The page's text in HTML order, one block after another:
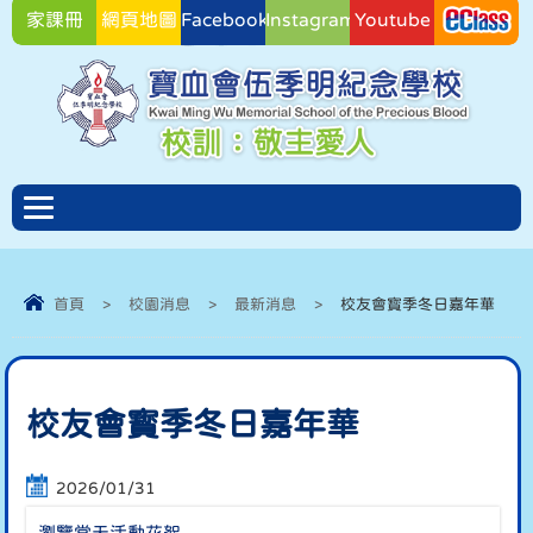
家課冊 網頁地圖 FacebookInstagramYoutube
首頁 > 校園消息 > 最新消息 > 校友會寳季冬日嘉年華
校友會寳季冬日嘉年華
2026/01/31